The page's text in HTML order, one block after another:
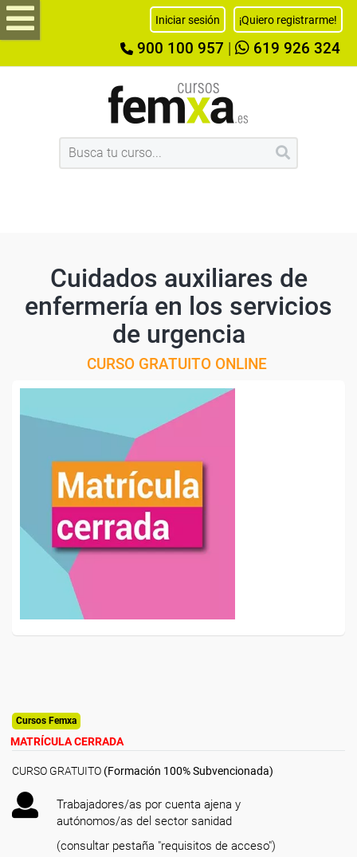
Iniciar sesión ¡Quiero registrarme!
900 100 957 619 926 324
Cuidados auxiliares de
enfermería en los servicios
de urgencia
CURSO GRATUITO ONLINE
Cursos Femxa
MATRÍCULA CERRADA
CURSO GRATUITO (Formación 100% Subvencionada)
Trabajadores/as por cuenta ajena y
autónomos/as del sector sanidad
(consultar pestaña "requisitos de acceso")